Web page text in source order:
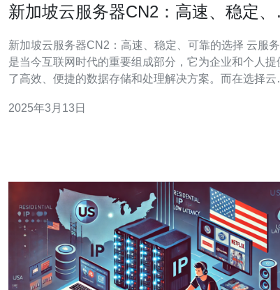
新加坡云服务器CN2：高速、稳定、
新加坡云服务器CN2：高速、稳定、可靠的选择 云服务器
是当今互联网时代的重要组成部分，它为企业和个人提
了高效、便捷的数据存储和处理解决方案。而在选择云
性等因素。本文将为您介绍新加坡云服务器CN2，它是
2025年3月13日